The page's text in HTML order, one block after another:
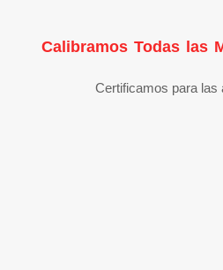
Calibramos Todas las
Certificamos para las